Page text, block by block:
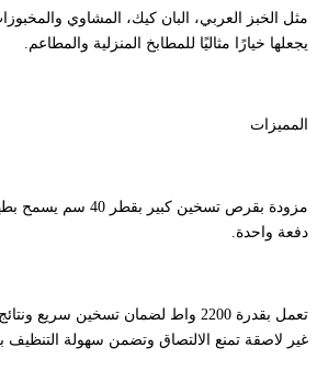
مثل الخبز العربي، البان كيك، المشاوي
يجعلها خيارًا مثاليًا للمطابخ المنزلية والمطاعم.
المميزات
مزودة بقرص تسخين
دفعة واحدة.
تعمل بقدرة 2200 واط لضمان تسخين
غير لاصقة تمنع الالتصاق وتضمن سهولة التنظيف